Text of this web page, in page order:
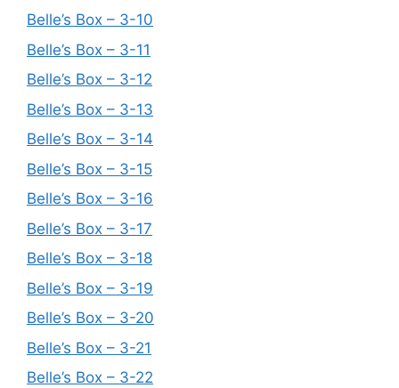
Belle’s Box – 3-10
Belle’s Box – 3-11
Belle’s Box – 3-12
Belle’s Box – 3-13
Belle’s Box – 3-14
Belle’s Box – 3-15
Belle’s Box – 3-16
Belle’s Box – 3-17
Belle’s Box – 3-18
Belle’s Box – 3-19
Belle’s Box – 3-20
Belle’s Box – 3-21
Belle’s Box – 3-22